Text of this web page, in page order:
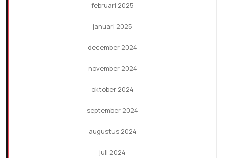
februari 2025
januari 2025
december 2024
november 2024
oktober 2024
september 2024
augustus 2024
juli 2024